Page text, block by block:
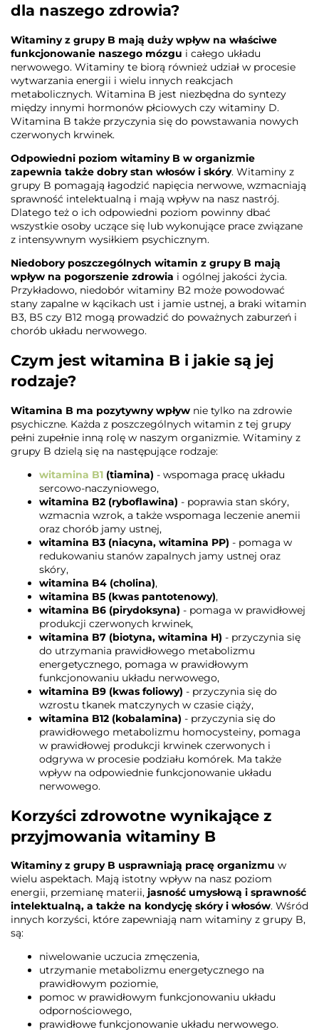
dla naszego zdrowia?
Witaminy z grupy B mają duży wpływ na właściwe
funkcjonowanie naszego mózgu i całego układu
nerwowego. Witaminy te biorą również udział w procesie
wytwarzania energii i wielu innych reakcjach
metabolicznych. Witamina B jest niezbędna do syntezy
między innymi hormonów płciowych czy witaminy D.
Witamina B także przyczynia się do powstawania nowych
czerwonych krwinek.
Odpowiedni poziom witaminy B w organizmie
zapewnia także dobry stan włosów i skóry. Witaminy z
grupy B pomagają łagodzić napięcia nerwowe, wzmacniają
sprawność intelektualną i mają wpływ na nasz nastrój.
Dlatego też o ich odpowiedni poziom powinny dbać
wszystkie osoby uczące się lub wykonujące prace związane
z intensywnym wysiłkiem psychicznym.
Niedobory poszczególnych witamin z grupy B mają
wpływ na pogorszenie zdrowia i ogólnej jakości życia.
Przykładowo, niedobór witaminy B2 może powodować
stany zapalne w kącikach ust i jamie ustnej, a braki witamin
B3, B5 czy B12 mogą prowadzić do poważnych zaburzeń i
chorób układu nerwowego.
Czym jest witamina B i jakie są jej
rodzaje?
Witamina B ma pozytywny wpływ nie tylko na zdrowie
psychiczne. Każda z poszczególnych witamin z tej grupy
pełni zupełnie inną rolę w naszym organizmie. Witaminy z
grupy B dzielą się na następujące rodzaje:
witamina B1 (tiamina) - wspomaga pracę układu
sercowo-naczyniowego,
witamina B2 (ryboflawina) - poprawia stan skóry,
wzmacnia wzrok, a także wspomaga leczenie anemii
oraz chorób jamy ustnej,
witamina B3 (niacyna, witamina PP) - pomaga w
redukowaniu stanów zapalnych jamy ustnej oraz
skóry,
witamina B4 (cholina),
witamina B5 (kwas pantotenowy),
witamina B6 (pirydoksyna) - pomaga w prawidłowej
produkcji czerwonych krwinek,
witamina B7 (biotyna, witamina H) - przyczynia się
do utrzymania prawidłowego metabolizmu
energetycznego, pomaga w prawidłowym
funkcjonowaniu układu nerwowego,
witamina B9 (kwas foliowy) - przyczynia się do
wzrostu tkanek matczynych w czasie ciąży,
witamina B12 (kobalamina) - przyczynia się do
prawidłowego metabolizmu homocysteiny, pomaga
w prawidłowej produkcji krwinek czerwonych i
odgrywa w procesie podziału komórek. Ma także
wpływ na odpowiednie funkcjonowanie układu
nerwowego.
Korzyści zdrowotne wynikające z
przyjmowania witaminy B
Witaminy z grupy B usprawniają pracę organizmu w
wielu aspektach. Mają istotny wpływ na nasz poziom
energii, przemianę materii, jasność umysłową i sprawność
intelektualną, a także na kondycję skóry i włosów. Wśród
innych korzyści, które zapewniają nam witaminy z grupy B,
są:
niwelowanie uczucia zmęczenia,
utrzymanie metabolizmu energetycznego na
prawidłowym poziomie,
pomoc w prawidłowym funkcjonowaniu układu
odpornościowego,
prawidłowe funkcjonowanie układu nerwowego.